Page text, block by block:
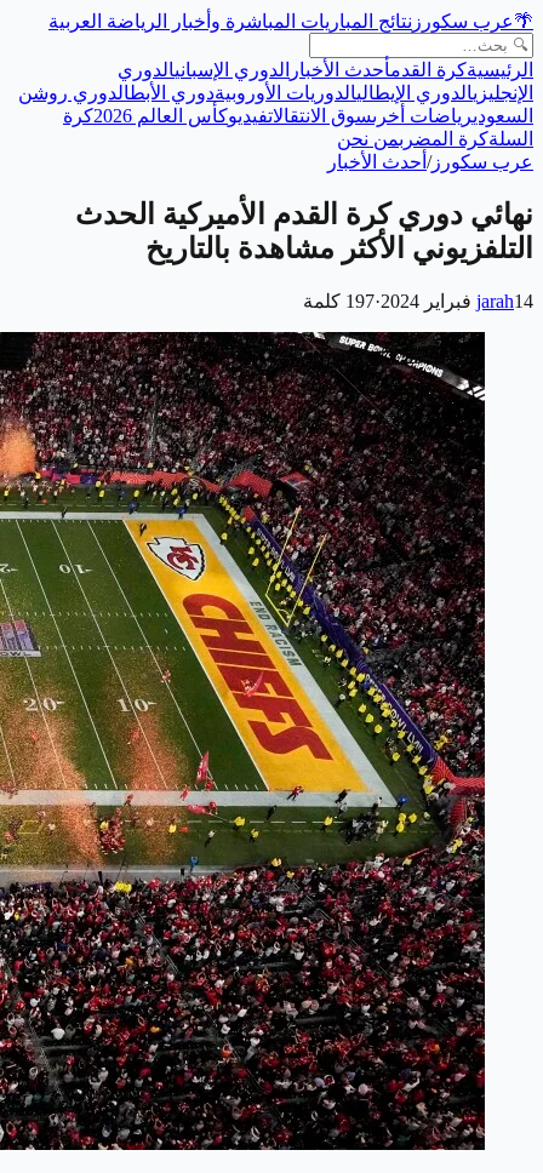
🌴عرب سكورز نتائج المباريات المباشرة وأخبار الرياضة العربية
الرئيسيةكرة القدمأحدث الأخبار الدوري الإسبانيالدوري
الإنجليزيالدوري الإيطاليالدوريات الأوروبيةدوري الأبطالدوري روشن
السعوديرياضات أخرىسوق الانتقالاتفيديوكأس العالم 2026
كرة
السلةكرة المضربمن نحن
عرب سكورز/ أحدث الأخبار
نهائي دوري كرة القدم الأميركية الحدث
التلفزيوني الأكثر مشاهدة بالتاريخ
jarah14 فبراير 2024 ·
197 كلمة